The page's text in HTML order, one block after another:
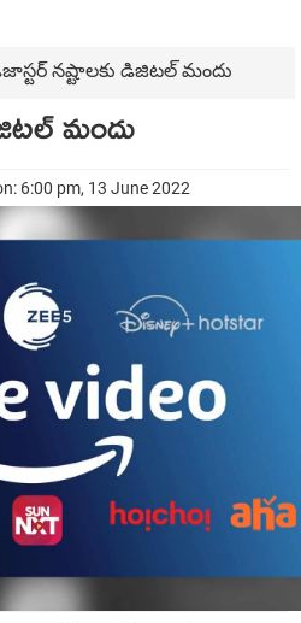
నష్టాలకు డిజిటల్ మందు
మందు
6:00 pm, 13 June 2022